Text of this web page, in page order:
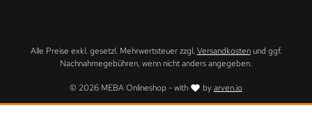
© 2026 MEBA Onlineshop - with byarven.io
Alle Preise exkl. gesetzl. Mehrwertsteuer zzgl. Versandkostenund ggf.
Nachnahmegebühren, wenn nicht anders angegeben.